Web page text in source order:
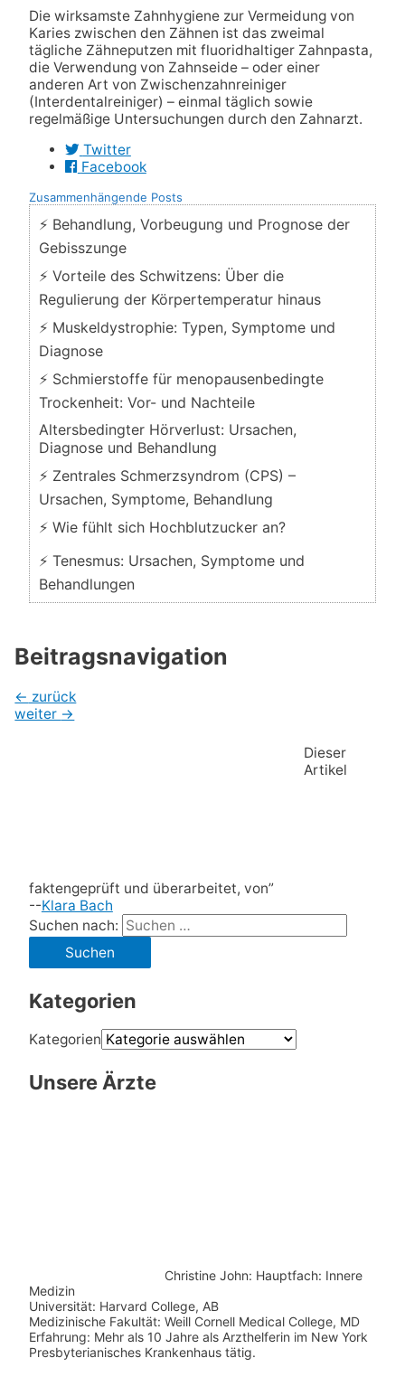
Die wirksamste Zahnhygiene zur Vermeidung von
Karies zwischen den Zähnen ist das zweimal
tägliche Zähneputzen mit fluoridhaltiger Zahnpasta,
die Verwendung von Zahnseide – oder einer
anderen Art von Zwischenzahnreiniger
(Interdentalreiniger) – einmal täglich sowie
regelmäßige Untersuchungen durch den Zahnarzt.
Twitter
Facebook
Zusammenhängende Posts
⚡ Behandlung, Vorbeugung und Prognose der
Gebisszunge
⚡ Vorteile des Schwitzens: Über die
Regulierung der Körpertemperatur hinaus
⚡ Muskeldystrophie: Typen, Symptome und
Diagnose
⚡ Schmierstoffe für menopausenbedingte
Trockenheit: Vor- und Nachteile
Altersbedingter Hörverlust: Ursachen,
Diagnose und Behandlung
⚡ Zentrales Schmerzsyndrom (CPS) –
Ursachen, Symptome, Behandlung
⚡ Wie fühlt sich Hochblutzucker an?
⚡ Tenesmus: Ursachen, Symptome und
Behandlungen
Beitragsnavigation
← zurück
weiter →
Dieser
Artikel
faktengeprüft und überarbeitet, von”
--Klara Bach
Suchen nach:
Kategorien
Kategorien
Unsere Ärzte
Christine John: Hauptfach: Innere
Medizin
Universität: Harvard College, AB
Medizinische Fakultät: Weill Cornell Medical College, MD
Erfahrung: Mehr als 10 Jahre als Arzthelferin im New York
Presbyterianisches Krankenhaus tätig.